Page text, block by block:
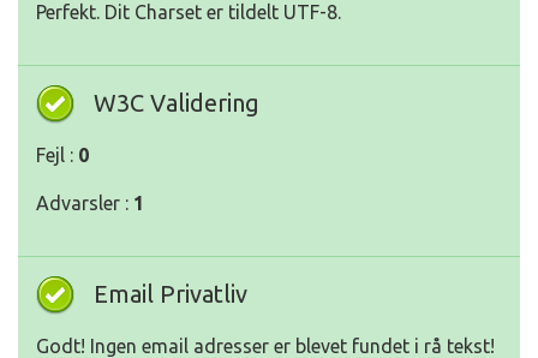
Perfekt. Dit Charset er tildelt UTF-8.
W3C Validering
Fejl : 0
Advarsler : 1
Email Privatliv
Godt! Ingen email adresser er blevet fundet i rå tekst!